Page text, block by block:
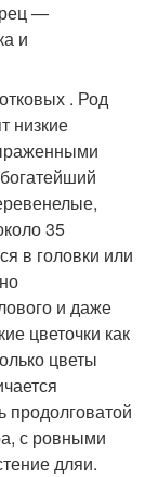
. Род
низкие
35
в головки или
и даже
цветочки как
цветы
с ровными
дляи.